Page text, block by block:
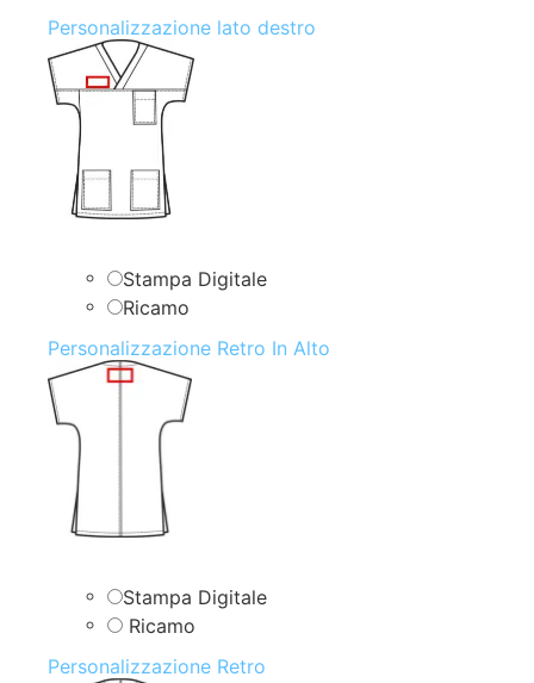
Personalizzazione lato destro
Stampa Digitale
Ricamo
Personalizzazione Retro In Alto
Stampa Digitale
Ricamo
Personalizzazione Retro